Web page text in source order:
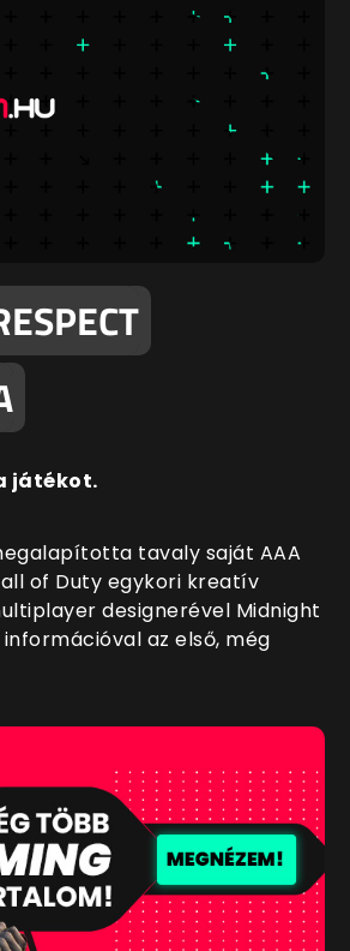
játékot.
tavaly saját AAA
of Duty egykori kreatív
designerével Midnight
az első, még